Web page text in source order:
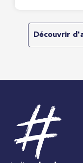
Découvrir